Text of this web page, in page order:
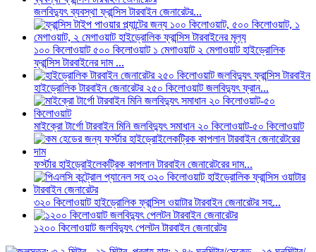
জলবিদ্যুৎ ব্যবস্থা ফ্রান্সিস টারবাইন জেনারেটর...
১০০ কিলোওয়াট ৫০০ কিলোওয়াট ১ মেগাওয়াট ২ মেগাওয়াট হাইড্রোলিক
ফ্রান্সিস টারবাইনের দাম ...
হাইড্রোলিক টারবাইন জেনারেটর ২৫০ কিলোওয়াট জলবিদ্যুৎ ফ্রান...
মাইক্রো টার্গো টারবাইন মিনি জলবিদ্যুৎ সমাধান ২০ কিলোওয়াট-৫০ কিলোওয়াট
ফর্স্টার হাইড্রোইলেকট্রিক কাপলান টারবাইন জেনারেটরের দাম...
৩২০ কিলোওয়াট হাইড্রোলিক ফ্রান্সিস ওয়াটার টারবাইন জেনারেটর সহ...
১২০০ কিলোওয়াট জলবিদ্যুৎ পেলটন টারবাইন জেনারেটর